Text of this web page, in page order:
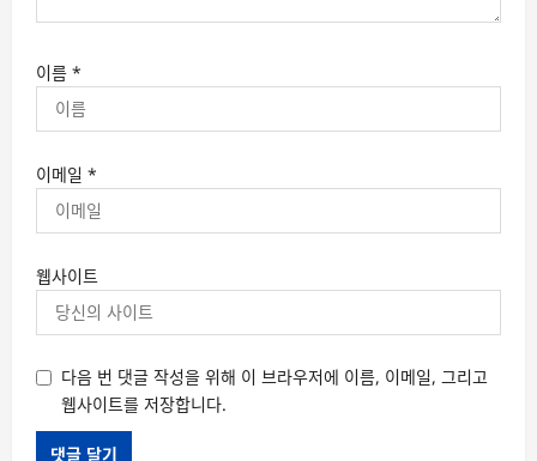
이름 *
이메일 *
웹사이트
다음 번 댓글 작성을 위해 이 브라우저에 이름, 이메일, 그리고
웹사이트를 저장합니다.